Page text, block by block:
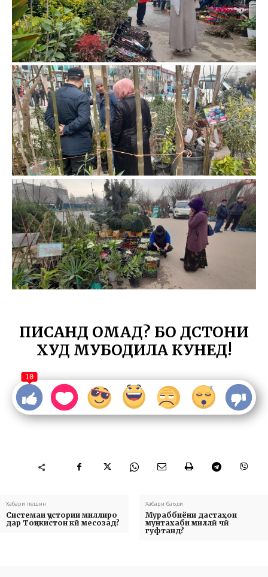
ПИСАНД ОМАД? БО ДӮСТОНИ
ХУД МУБОДИЛА КУНЕД!
10
Хабари пешин
Системаи ҷустории миллиро
дар Тоҷикистон кӣ месозад?
Хабари баъди
Мураббиёни дастаҳои
мунтахаби миллӣ чӣ
гуфтанд?